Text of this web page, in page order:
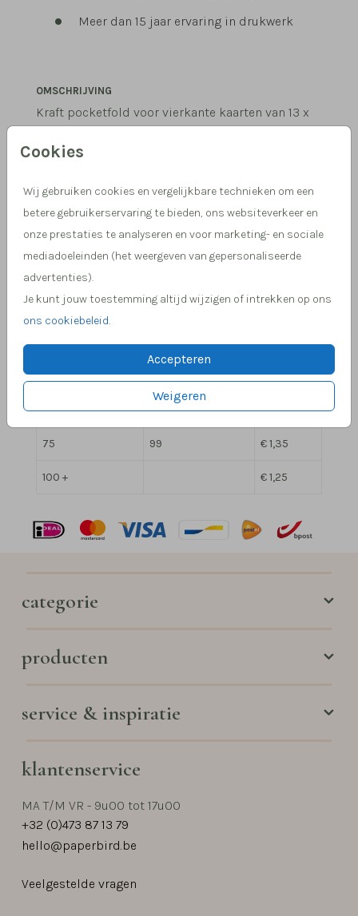
Cookies
Wij gebruiken cookies en vergelijkbare technieken om een
betere gebruikerservaring te bieden, ons websiteverkeer en
onze prestaties te analyseren en voor marketing- en sociale
mediadoeleinden (het weergeven van gepersonaliseerde
advertenties).
Je kunt jouw toestemming altijd wijzigen of intrekken op ons
ons cookiebeleid.
Accepteren
Weigeren
Meer dan 15 jaar ervaring in drukwerk
OMSCHRIJVING
Kraft pocketfold voor vierkante kaarten van 13 x
voor envelopmaat 16 x 16 cm.
Overzicht prijzen - Vierkante kraft pocketfold
Min. aantal Max. aantal Prijs:
2
19
20 29 € 1,65
30 49 € 1,55
50 74 € 1,45
75 99 € 1,35
100 + € 1,25
categorie
producten
service & inspiratie
klantenservice
MA T/M VR - 9u00 tot 17u00
+32 (0)473 87 13 79
hello@paperbird.be
Veelgestelde vragen